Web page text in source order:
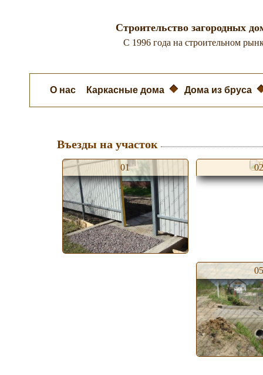
Строительство загородных
C 1996 года на строительном
О нас Каркасные дома Дома из бруса
Въезды на участок
01